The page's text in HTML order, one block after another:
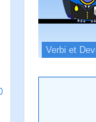
Verbi et